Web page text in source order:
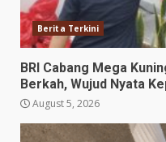
Berita Terkini
BRI Cabang Mega
Berkah, Wujud Nyata
August 5, 2026